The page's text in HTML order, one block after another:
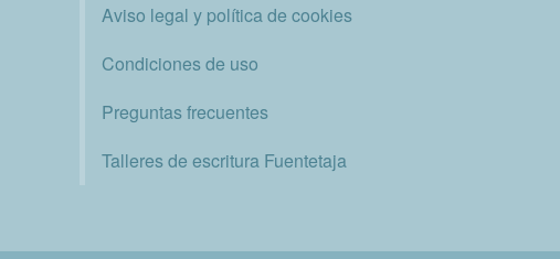
Aviso legal y política de cookies
Condiciones de uso
Preguntas frecuentes
Talleres de escritura Fuentetaja